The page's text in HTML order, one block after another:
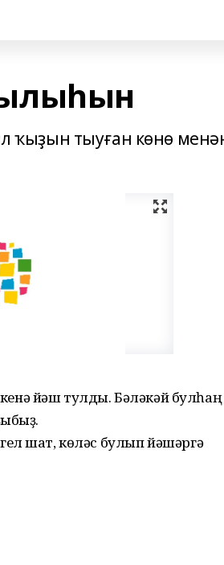
ҡыҙын тыуған көнө
кенә йәш тулды. Бәләкәй
шат, көләс булып йәшәргә